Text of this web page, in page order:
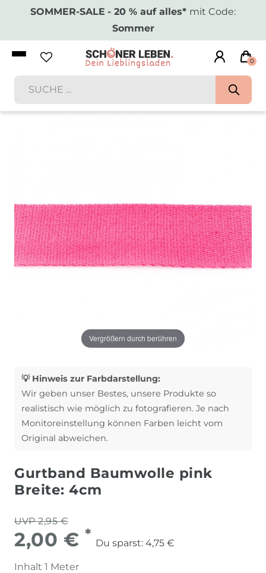
SOMMER-SALE - 20 % auf alles* mit Code:
Sommer
0
Vergrößern durch berühren
💡 Hinweis zur Farbdarstellung:
Wir geben unser Bestes, unsere Produkte so
realistisch wie möglich zu fotografieren. Je nach
Monitoreinstellung können Farben leicht vom
Original abweichen.
Gurtband Baumwolle pink
Breite: 4cm
UVP 2,95 €
2,00 € *
Du sparst: 4,75 €
Inhalt 1 Meter